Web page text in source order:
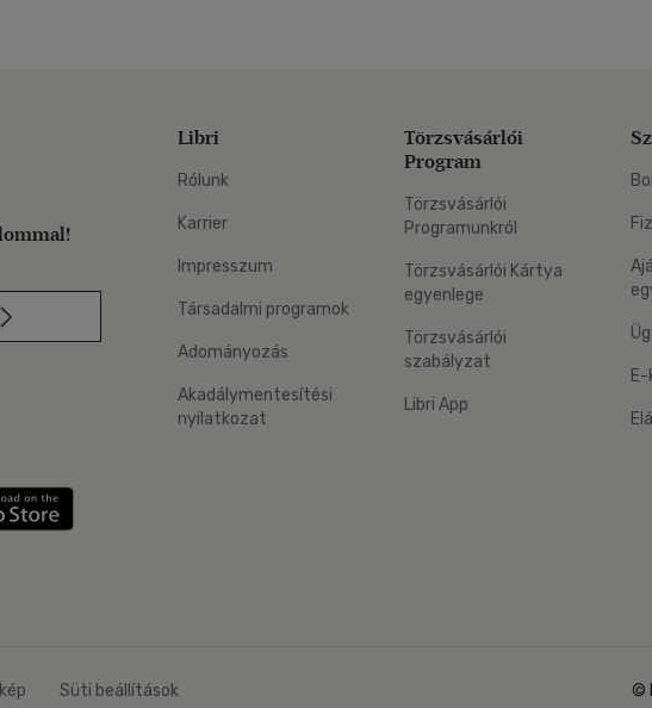
Szerezd meg: Google Play
Libri
Rólunk
Karrier
Impresszum
Társadalmi programok
Adományozás
Akadálymentesítési
nyilatkozat
Törzsvásárlói
Program
Törzsvásárlói
Programunkról
Törzsvásárlói Kártya
egyenlege
Törzsvásárlói
szabályzat
Libri App
Süti beállítások ©